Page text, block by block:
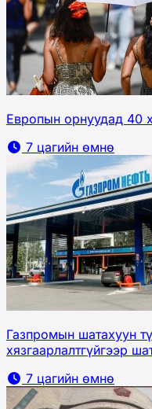
Европын орнуудад 40
7 цагийн өмнө
Газпромын шатахуун
хязгаарлалтгүйгээр
7 цагийн өмнө